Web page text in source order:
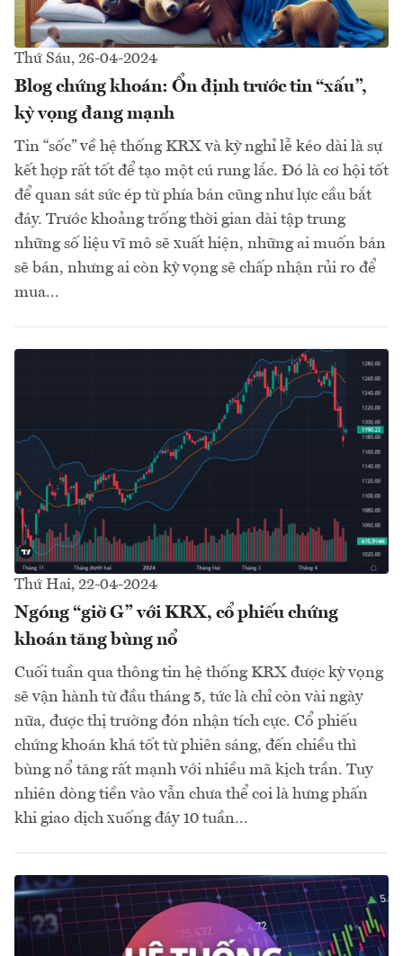
Thứ Sáu, 26-04-2024
Blog chứng khoán: Ổn định trước tin “xấu”,
kỳ vọng đang mạnh
Tin “sốc” về hệ thống KRX và kỳ nghỉ lễ kéo dài là sự
kết hợp rất tốt để tạo một cú rung lắc. Đó là cơ hội tốt
để quan sát sức ép từ phía bán cũng như lực cầu bắt
đáy. Trước khoảng trống thời gian dài tập trung
những số liệu vĩ mô sẽ xuất hiện, những ai muốn bán
sẽ bán, nhưng ai còn kỳ vọng sẽ chấp nhận rủi ro để
mua...
Thứ Hai, 22-04-2024
Ngóng “giờ G” với KRX, cổ phiếu chứng
khoán tăng bùng nổ
Cuối tuần qua thông tin hệ thống KRX được kỳ vọng
sẽ vận hành từ đầu tháng 5, tức là chỉ còn vài ngày
nữa, được thị trường đón nhận tích cực. Cổ phiếu
chứng khoán khá tốt từ phiên sáng, đến chiều thì
bùng nổ tăng rất mạnh với nhiều mã kịch trần. Tuy
nhiên dòng tiền vào vẫn chưa thể coi là hưng phấn
khi giao dịch xuống đáy 10 tuần...